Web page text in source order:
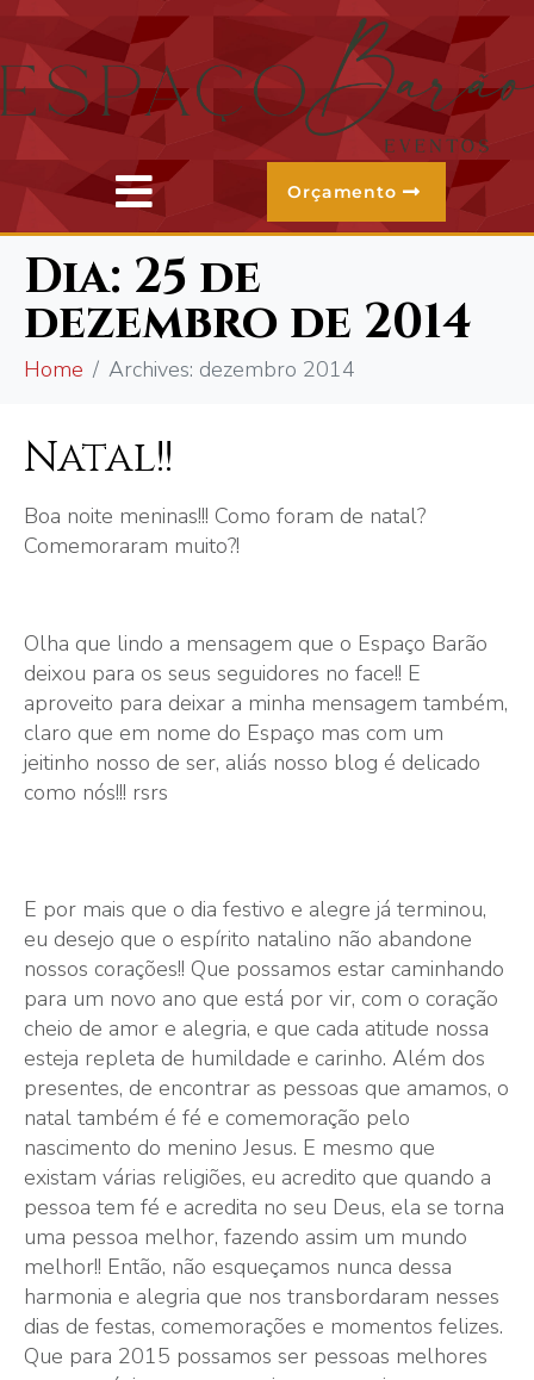
Orçamento
Dia: 25 de
dezembro de 2014
Home Archives: dezembro 2014
Natal!!
Boa noite meninas!!! Como foram de natal?
Comemoraram muito?!
Olha que lindo a mensagem que o Espaço Barão
deixou para os seus seguidores no face!! E
aproveito para deixar a minha mensagem também,
claro que em nome do Espaço mas com um
jeitinho nosso de ser, aliás nosso blog é delicado
como nós!!! rsrs
E por mais que o dia festivo e alegre já terminou,
eu desejo que o espírito natalino não abandone
nossos corações!! Que possamos estar caminhando
para um novo ano que está por vir, com o coração
cheio de amor e alegria, e que cada atitude nossa
esteja repleta de humildade e carinho. Além dos
presentes, de encontrar as pessoas que amamos, o
natal também é fé e comemoração pelo
nascimento do menino Jesus. E mesmo que
existam várias religiões, eu acredito que quando a
pessoa tem fé e acredita no seu Deus, ela se torna
uma pessoa melhor, fazendo assim um mundo
melhor!! Então, não esqueçamos nunca dessa
harmonia e alegria que nos transbordaram nesses
dias de festas, comemorações e momentos felizes.
Que para 2015 possamos ser pessoas melhores